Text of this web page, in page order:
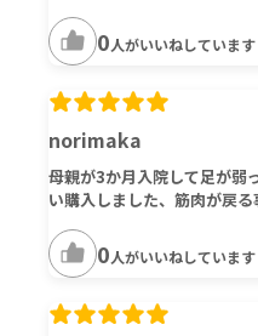
0人がいいねしています
norimaka
母親が3か月入院して足が弱
い購入しました、筋肉が戻る
0人がいいねしています